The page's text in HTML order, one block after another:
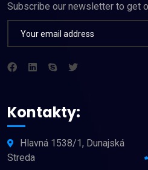
Subscribe our newsletter to get
Kontakty:
Hlavná 1538/1, Dunajská
Streda